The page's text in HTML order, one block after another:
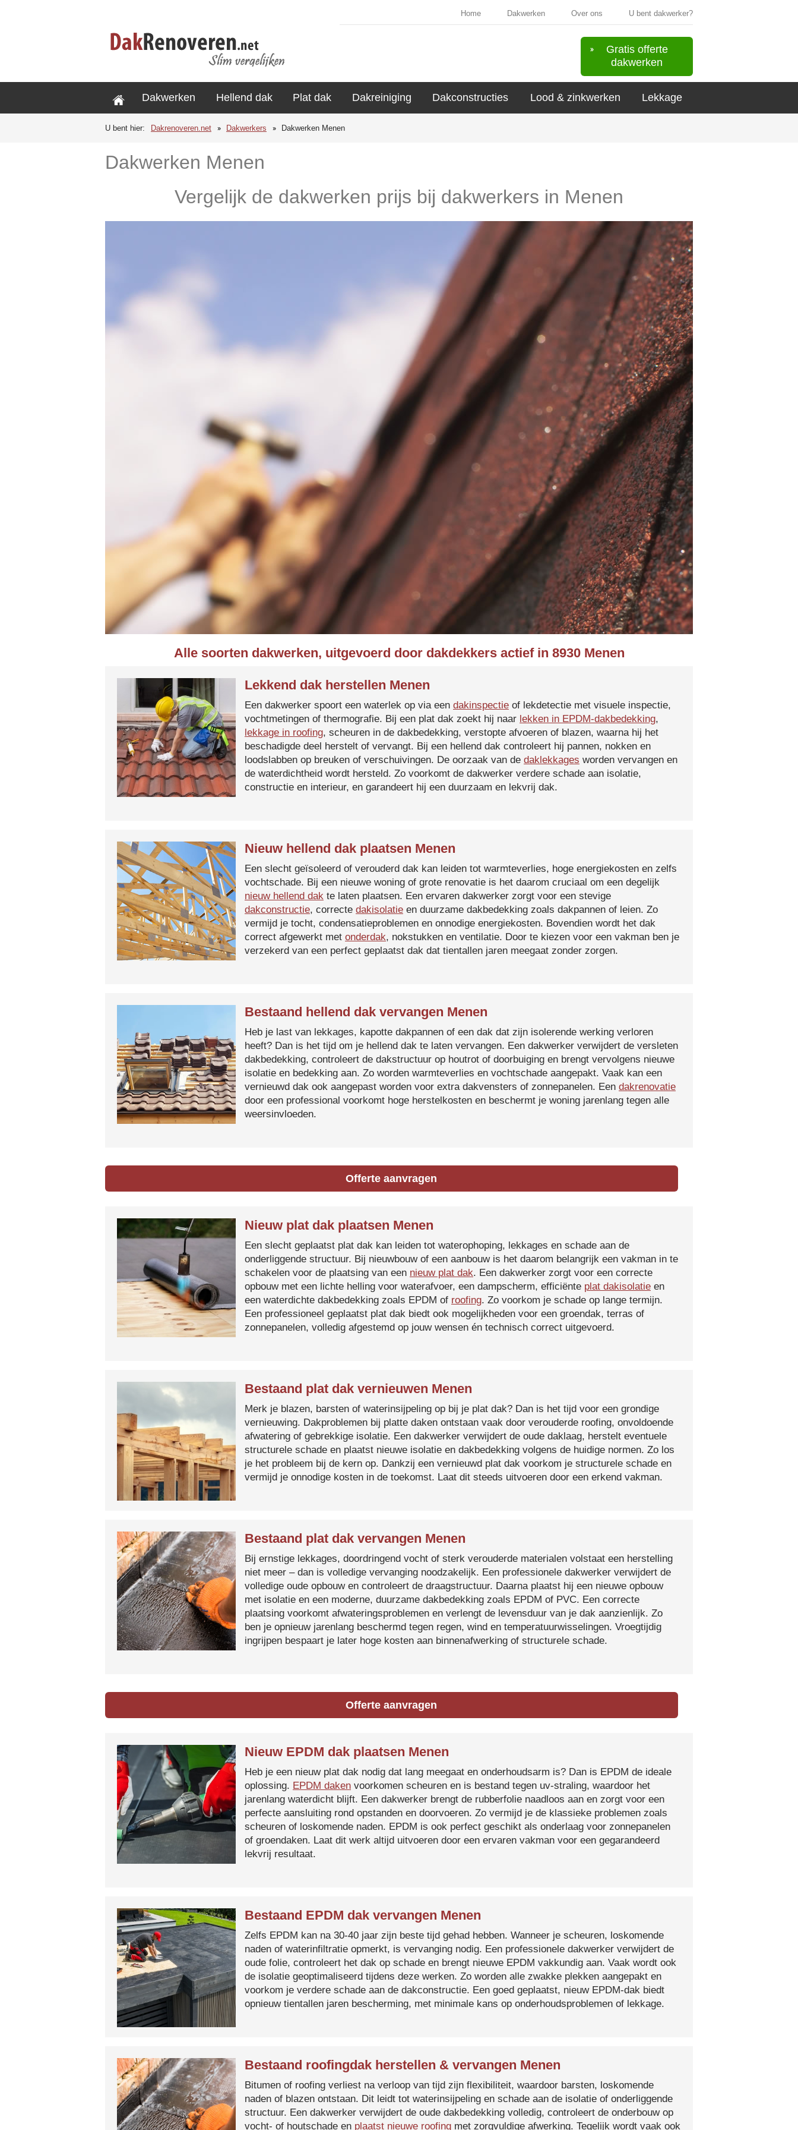
Home Dakwerken Over ons U bent dakwerker?
Gratis offerte
dakwerken
Dakwerken Hellend dak Plat dak Dakreiniging Dakconstructies Lood & zinkwerken Lekkage
U bent hier: Dakrenoveren.net Dakwerkers Dakwerken Menen
Dakwerken Menen
Vergelijk de dakwerken prijs bij dakwerkers in Menen
Alle soorten dakwerken, uitgevoerd door dakdekkers actief in 8930 Menen
Lekkend dak herstellen Menen
Een dakwerker spoort een waterlek op via een dakinspectie of lekdetectie met visuele inspectie,
vochtmetingen of thermografie. Bij een plat dak zoekt hij naar lekken in EPDM-dakbedekking,
lekkage in roofing, scheuren in de dakbedekking, verstopte afvoeren of blazen, waarna hij het
beschadigde deel herstelt of vervangt. Bij een hellend dak controleert hij pannen, nokken en
loodslabben op breuken of verschuivingen. De oorzaak van de daklekkages worden vervangen en
de waterdichtheid wordt hersteld. Zo voorkomt de dakwerker verdere schade aan isolatie,
constructie en interieur, en garandeert hij een duurzaam en lekvrij dak.
Nieuw hellend dak plaatsen Menen
Een slecht geïsoleerd of verouderd dak kan leiden tot warmteverlies, hoge energiekosten en zelfs
vochtschade. Bij een nieuwe woning of grote renovatie is het daarom cruciaal om een degelijk
nieuw hellend dak te laten plaatsen. Een ervaren dakwerker zorgt voor een stevige
dakconstructie, correcte dakisolatie en duurzame dakbedekking zoals dakpannen of leien. Zo
vermijd je tocht, condensatieproblemen en onnodige energiekosten. Bovendien wordt het dak
correct afgewerkt met onderdak, nokstukken en ventilatie. Door te kiezen voor een vakman ben je
verzekerd van een perfect geplaatst dak dat tientallen jaren meegaat zonder zorgen.
Bestaand hellend dak vervangen Menen
Heb je last van lekkages, kapotte dakpannen of een dak dat zijn isolerende werking verloren
heeft? Dan is het tijd om je hellend dak te laten vervangen. Een dakwerker verwijdert de versleten
dakbedekking, controleert de dakstructuur op houtrot of doorbuiging en brengt vervolgens nieuwe
isolatie en bedekking aan. Zo worden warmteverlies en vochtschade aangepakt. Vaak kan een
vernieuwd dak ook aangepast worden voor extra dakvensters of zonnepanelen. Een dakrenovatie
door een professional voorkomt hoge herstelkosten en beschermt je woning jarenlang tegen alle
weersinvloeden.
Offerte aanvragen
Nieuw plat dak plaatsen Menen
Een slecht geplaatst plat dak kan leiden tot waterophoping, lekkages en schade aan de
onderliggende structuur. Bij nieuwbouw of een aanbouw is het daarom belangrijk een vakman in te
schakelen voor de plaatsing van een nieuw plat dak. Een dakwerker zorgt voor een correcte
opbouw met een lichte helling voor waterafvoer, een dampscherm, efficiënte plat dakisolatie en
een waterdichte dakbedekking zoals EPDM of roofing. Zo voorkom je schade op lange termijn.
Een professioneel geplaatst plat dak biedt ook mogelijkheden voor een groendak, terras of
zonnepanelen, volledig afgestemd op jouw wensen én technisch correct uitgevoerd.
Bestaand plat dak vernieuwen Menen
Merk je blazen, barsten of waterinsijpeling op bij je plat dak? Dan is het tijd voor een grondige
vernieuwing. Dakproblemen bij platte daken ontstaan vaak door verouderde roofing, onvoldoende
afwatering of gebrekkige isolatie. Een dakwerker verwijdert de oude daklaag, herstelt eventuele
structurele schade en plaatst nieuwe isolatie en dakbedekking volgens de huidige normen. Zo los
je het probleem bij de kern op. Dankzij een vernieuwd plat dak voorkom je structurele schade en
vermijd je onnodige kosten in de toekomst. Laat dit steeds uitvoeren door een erkend vakman.
Bestaand plat dak vervangen Menen
Bij ernstige lekkages, doordringend vocht of sterk verouderde materialen volstaat een herstelling
niet meer – dan is volledige vervanging noodzakelijk. Een professionele dakwerker verwijdert de
volledige oude opbouw en controleert de draagstructuur. Daarna plaatst hij een nieuwe opbouw
met isolatie en een moderne, duurzame dakbedekking zoals EPDM of PVC. Een correcte
plaatsing voorkomt afwateringsproblemen en verlengt de levensduur van je dak aanzienlijk. Zo
ben je opnieuw jarenlang beschermd tegen regen, wind en temperatuurwisselingen. Vroegtijdig
ingrijpen bespaart je later hoge kosten aan binnenafwerking of structurele schade.
Offerte aanvragen
Nieuw EPDM dak plaatsen Menen
Heb je een nieuw plat dak nodig dat lang meegaat en onderhoudsarm is? Dan is EPDM de ideale
oplossing. EPDM daken voorkomen scheuren en is bestand tegen uv-straling, waardoor het
jarenlang waterdicht blijft. Een dakwerker brengt de rubberfolie naadloos aan en zorgt voor een
perfecte aansluiting rond opstanden en doorvoeren. Zo vermijd je de klassieke problemen zoals
scheuren of loskomende naden. EPDM is ook perfect geschikt als onderlaag voor zonnepanelen
of groendaken. Laat dit werk altijd uitvoeren door een ervaren vakman voor een gegarandeerd
lekvrij resultaat.
Bestaand EPDM dak vervangen Menen
Zelfs EPDM kan na 30-40 jaar zijn beste tijd gehad hebben. Wanneer je scheuren, loskomende
naden of waterinfiltratie opmerkt, is vervanging nodig. Een professionele dakwerker verwijdert de
oude folie, controleert het dak op schade en brengt nieuwe EPDM vakkundig aan. Vaak wordt ook
de isolatie geoptimaliseerd tijdens deze werken. Zo worden alle zwakke plekken aangepakt en
voorkom je verdere schade aan de dakconstructie. Een goed geplaatst, nieuw EPDM-dak biedt
opnieuw tientallen jaren bescherming, met minimale kans op onderhoudsproblemen of lekkage.
Bestaand roofingdak herstellen & vervangen Menen
Bitumen of roofing verliest na verloop van tijd zijn flexibiliteit, waardoor barsten, loskomende
naden of blazen ontstaan. Dit leidt tot waterinsijpeling en schade aan de isolatie of onderliggende
structuur. Een dakwerker verwijdert de oude dakbedekking volledig, controleert de onderbouw op
vocht- of houtschade en plaatst nieuwe roofing met zorgvuldige afwerking. Tegelijk wordt vaak ook